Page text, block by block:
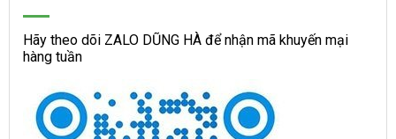
Hãy theo dõi ZALO DŨNG HÀ để nhận mã khuyến mại
hàng tuần